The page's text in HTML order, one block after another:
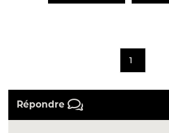
1
Répondre